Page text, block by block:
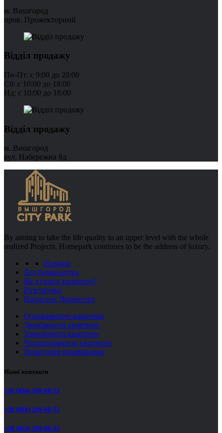
м. Вишгород
пров. Прожекторний
Відділ продажу
Пн-Пт: с 9:00 до 20:00
Сб: с 10:00 до 18:00
Нд: с 10:00 до 18:00
Відділ продажу
м. Вишгород
вул. Набережна 8д
By aiming to take the life quality to an upper level with the whole
realized Projects, Homepark continues to be the address of luxury.
Новини
Хід будівництва
Як купити квартиру?
Розстрочка
Написати Директору
Однокімнатні квартири
Двокімнатні квартири
Трикімнатні квартири
Чотирикімнатні квартири
Нежитлові приміщення
Наші контакти
+38 (050) 249-00-55
+38 (098) 249-00-55
+38 (063) 249-00-55